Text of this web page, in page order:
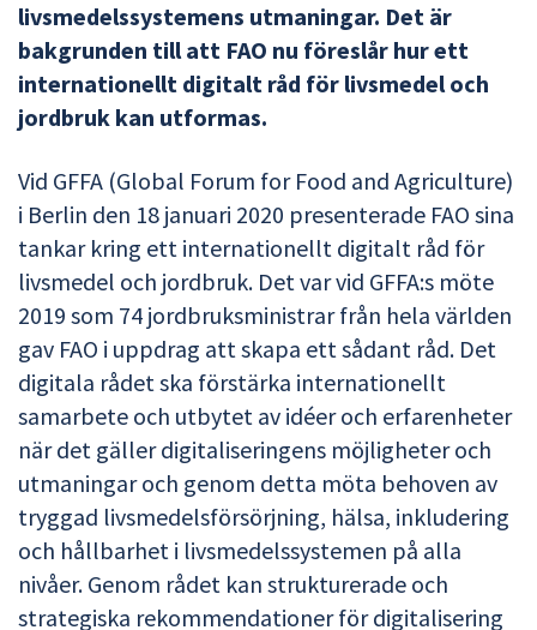
livsmedelssystemens utmaningar. Det är
bakgrunden till att FAO nu föreslår hur ett
internationellt digitalt råd för livsmedel och
jordbruk kan utformas.
Vid GFFA (Global Forum for Food and Agriculture)
i Berlin den 18 januari 2020 presenterade FAO sina
tankar kring ett internationellt digitalt råd för
livsmedel och jordbruk. Det var vid GFFA:s möte
2019 som 74 jordbruksministrar från hela världen
gav FAO i uppdrag att skapa ett sådant råd. Det
digitala rådet ska förstärka internationellt
samarbete och utbytet av idéer och erfarenheter
när det gäller digitaliseringens möjligheter och
utmaningar och genom detta möta behoven av
tryggad livsmedelsförsörjning, hälsa, inkludering
och hållbarhet i livsmedelssystemen på alla
nivåer. Genom rådet kan strukturerade och
strategiska rekommendationer för digitalisering